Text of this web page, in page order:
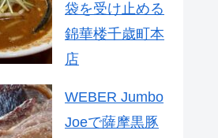
袋を受け止める
錦華楼千歳町本
店
WEBER Jumbo
Joeで薩摩黒豚